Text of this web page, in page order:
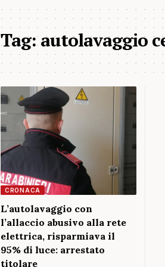
Tag:autolavaggio
CRONACA
L’autolavaggio con
l’allaccio abusivo alla rete
elettrica, risparmiava il
95% di luce: arrestato
titolare